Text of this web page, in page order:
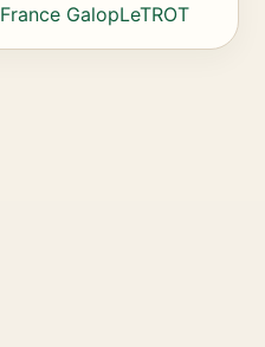
France GalopLeTROT